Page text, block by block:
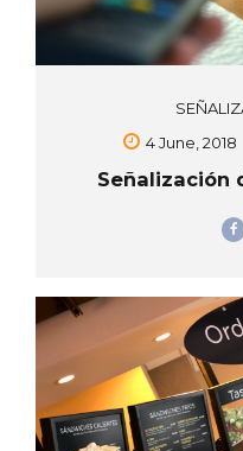
4 June, 2018
Señalización